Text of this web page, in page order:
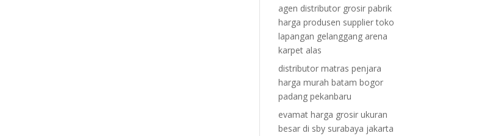
agen distributor grosir pabrik
harga produsen supplier toko
lapangan gelanggang arena
karpet alas
distributor matras penjara
harga murah batam bogor
padang pekanbaru
evamat harga grosir ukuran
besar di sby surabaya jakarta